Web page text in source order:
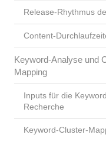
Release-Rhythmus
Content-
Keyword-Analyse und
Mapping
Inputs für die
Recherche
Keyword-Cluster-